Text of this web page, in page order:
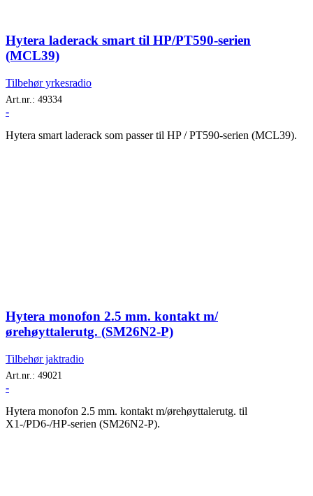
Hytera laderack smart til HP/PT590-serien
(MCL39)
Tilbehør yrkesradio
Art.nr.: 49334
-
Hytera smart laderack som passer til HP / PT590-serien (MCL39).
Hytera monofon 2.5 mm. kontakt m/
ørehøyttalerutg. (SM26N2-P)
Tilbehør jaktradio
Art.nr.: 49021
-
Hytera monofon 2.5 mm. kontakt m/ørehøyttalerutg. til
X1-/PD6-/HP-serien (SM26N2-P).